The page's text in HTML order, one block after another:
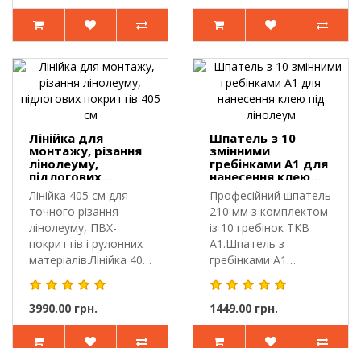
Лінійка для
монтажу, різання
лінолеуму,
підлогових
покриттів 405 см
Лінійка 405 см для
точного різання
лінолеуму, ПВХ-
покриттів і рулонних
матеріалів.Лінійка 405
см зас..
3990.00 грн.
Шпатель з 10
змінними
гребінками A1 для
нанесення клею
під лінолеум
Професійний шпатель
210 мм з комплектом
із 10 гребінок TKB
A1.Шпатель з
гребінками A1
використовуєть..
1449.00 грн.